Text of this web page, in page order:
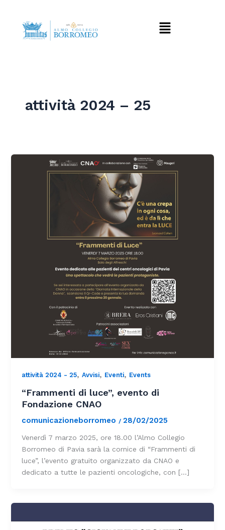
contenuto
Menu
attività 2024 – 25
attività 2024 - 25, Avvisi, Eventi, Events
“Frammenti di luce”, evento di
Fondazione CNAO
comunicazioneborromeo / 28/02/2025
Venerdì 7 marzo 2025, ore 18.00 l’Almo Collegio
Borromeo di Pavia sarà la cornice di “Frammenti di
luce”, l’evento gratuito organizzato da CNAO e
dedicato a tutte le pazienti oncologiche, con […]